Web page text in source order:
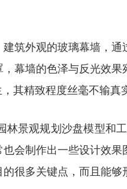
筑外观的玻璃幕墙，
幕墙的色泽与反光效
其精致程度丝毫不输真
景观规划沙盘模型和
会制作出一些设计效
很多关键点，而且能